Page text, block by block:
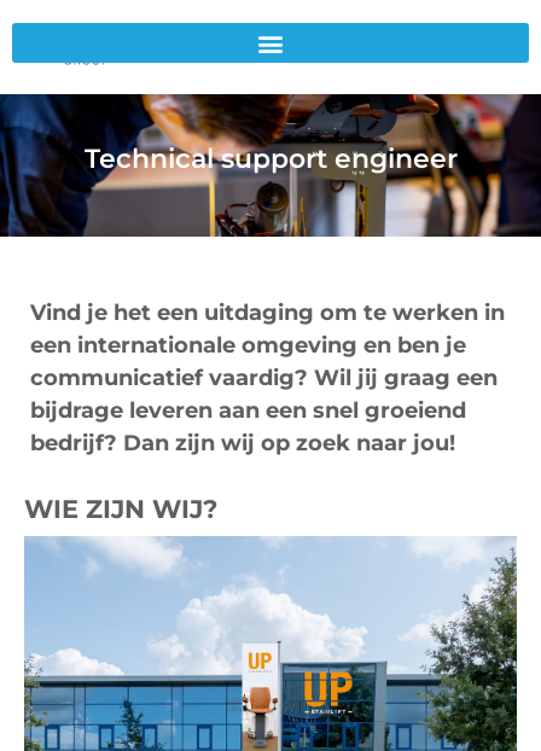
Technical support engineer
Vind je het een uitdaging om te werken in
een internationale omgeving en ben je
communicatief vaardig? Wil jij graag een
bijdrage leveren aan een snel groeiend
bedrijf? Dan zijn wij op zoek naar jou!
WIE ZIJN WIJ?